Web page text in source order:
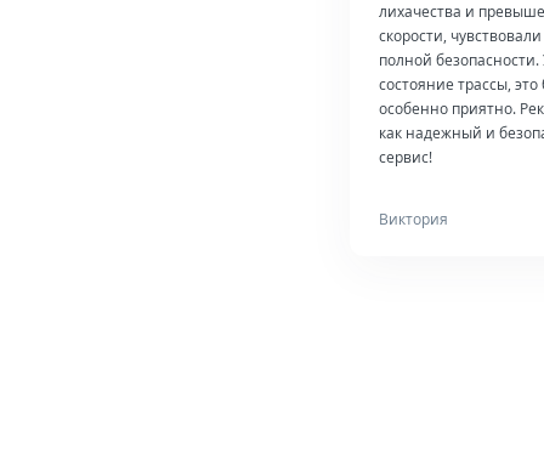
лихачества и
скорости,
полной
состояние трассы,
особенно приятно.
как надежный и
сервис!
Виктория